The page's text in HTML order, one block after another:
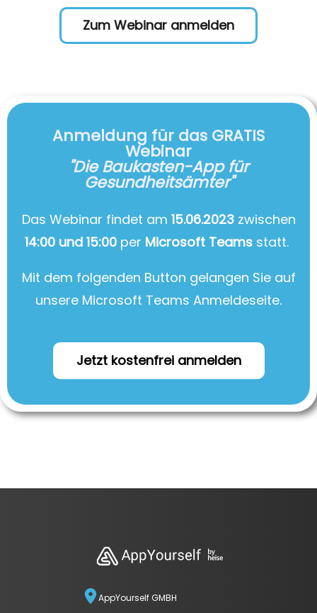
Zum Webinar anmelden
Anmeldung für das GRATIS
Webinar
"Die Baukasten-App für
Gesundheitsämter"
Das Webinar findet am 15.06.2023 zwischen
14:00 und 15:00 per Microsoft Teams statt.
Mit dem folgenden Button gelangen Sie auf
unsere Microsoft Teams Anmeldeseite.
Jetzt kostenfrei anmelden
AppYourself GMBH